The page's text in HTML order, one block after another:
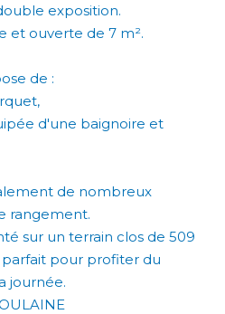
exposition.
et ouverte de 7 m².
de :
d'une baignoire et
de nombreux
rangement.
sur un terrain clos de 509
parfait pour profiter du
journée.